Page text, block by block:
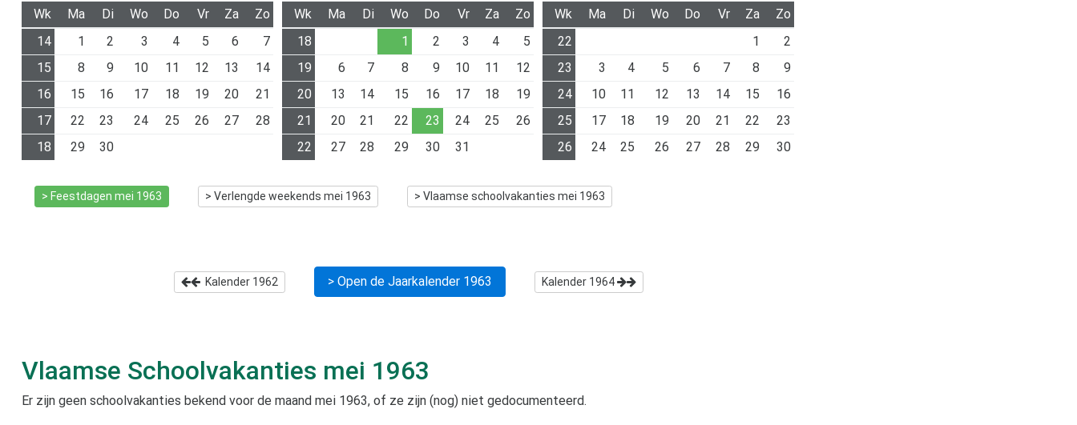
Wk Ma Di Wo Do Vr Za
Zo
14
1 2 3 4 5 6
7
15
8 9 10 11 12 13
14
16
15 16 17 18 19 20
21
17
22 23 24 25 26 27
28
18
29 30
Wk Ma Di Wo Do Vr Za
Zo
18
1 2 3 4
5
19
6 7 8 9 10 11
12
20
13 14 15 16 17 18
19
21
20 21 22 23 24 25
26
22
27 28 29 30 31
Wk Ma Di Wo Do Vr Za
Zo
22
1
2
23
3 4 5 6 7 8
9
24
10 11 12 13 14 15
16
25
17 18 19 20 21 22
23
26
24 25 26 27 28 29 30
> Feestdagen mei 1963 > Verlengde weekends mei 1963 > Vlaamse schoolvakanties mei 1963
Kalender 1962 > Open de Jaarkalender 1963 Kalender 1964
Vlaamse Schoolvakanties mei 1963
Er zijn geen schoolvakanties bekend voor de maand mei 1963, of ze zijn (nog) niet gedocumenteerd.